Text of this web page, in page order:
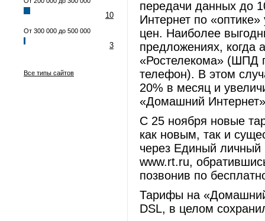
10
От 300 000 до 500 000
3
Все типы сайтов
передачи данных до
Интернет по
цен. Наиболее
предложениях, когда
«Ростелекома» (ШПД
телефон). В этом
20% в месяц и
«Домашний
С 25 ноября новые
как новым, так и
через Единый личный
www.rt.ru,
позвонив по
Тарифы на
DSL, в целом